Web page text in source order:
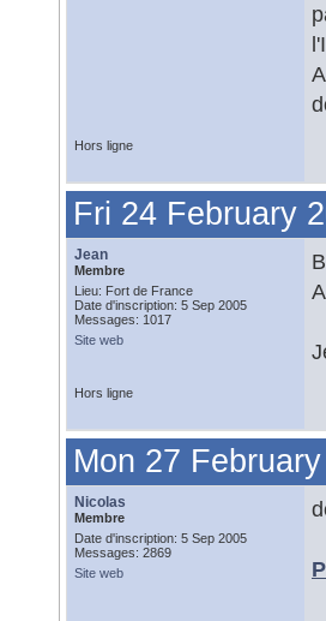
Hors ligne
Fri 24 February
Jean
Membre
Lieu: Fort de France
Date d'inscription: 5 Sep 2005
Messages: 1017
Site web
Hors ligne
Mon 27
Nicolas
Membre
Date d'inscription: 5 Sep 2005
Messages: 2869
Site web